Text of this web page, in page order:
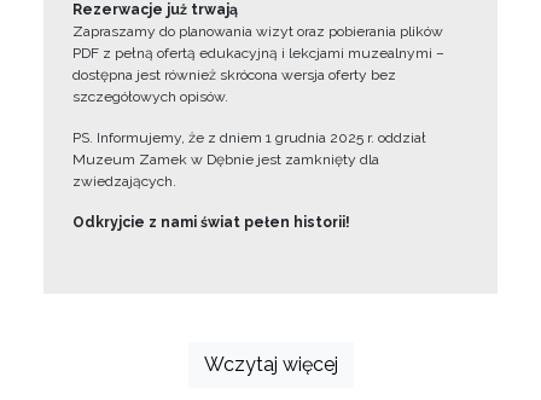
Rezerwacje już trwają
Zapraszamy do planowania wizyt oraz pobierania plików
PDF z pełną ofertą edukacyjną i lekcjami muzealnymi –
dostępna jest również skrócona wersja oferty bez
szczegółowych opisów.
PS. Informujemy, że z dniem 1 grudnia 2025 r. oddział
Muzeum Zamek w Dębnie jest zamknięty dla
zwiedzających.
Odkryjcie z nami świat pełen historii!
Wczytaj więcej